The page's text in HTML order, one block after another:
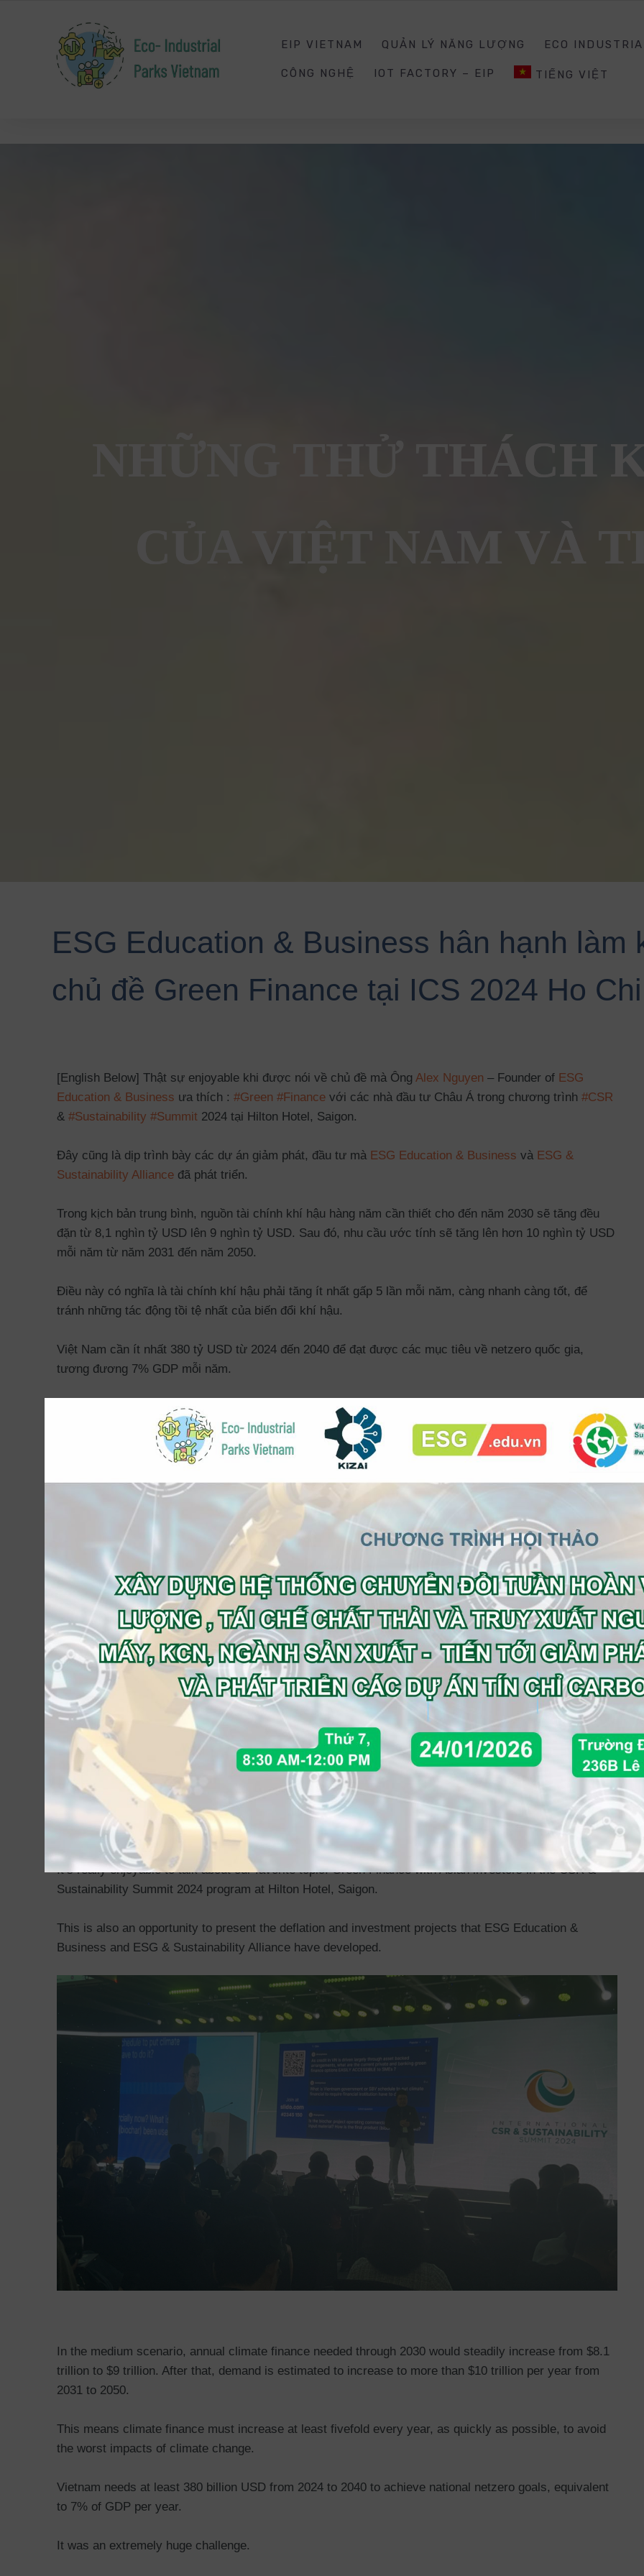
EIP VIETNAM QUẢN LÝ NĂNG LƯỢNG ECO
CÔNG NGHỆ IOT FACTORY – EIP TIẾNG VIỆT
NHỮNG THỬ THÁCH
ESG Education & Business hân hạnh làm
chủ đề Green Finance tại ICS 2024 Ho
[English Below] Thật sự enjoyable khi được nói về chủ đề mà Ông Alex Nguyen – Founder of ESG
Education & Business ưa thích : #Green #Finance với các nhà đầu tư Châu Á trong chương trình #CSR
& #Sustainability #Summit 2024 tại Hilton Hotel, Saigon.
Đây cũng là dịp trình bày các dự án giảm phát, đầu tư mà ESG Education & Business và ESG &
Sustainability Alliance đã phát triển.
Trong kịch bản trung bình, nguồn tài chính khí hậu hàng năm cần thiết cho đến năm 2030 sẽ tăng đều
đặn từ 8,1 nghìn tỷ USD lên 9 nghìn tỷ USD. Sau đó, nhu cầu ước tính sẽ tăng lên hơn 10 nghìn tỷ USD
mỗi năm từ năm 2031 đến năm 2050.
Điều này có nghĩa là tài chính khí hậu phải tăng ít nhất gấp 5 lần mỗi năm, càng nhanh càng tốt, để
tránh những tác động tồi tệ nhất của biến đổi khí hậu.
Việt Nam cần ít nhất 380 tỷ USD từ 2024 đến 2040 để đạt được các mục tiêu về netzero quốc gia,
tương đương 7% GDP mỗi năm.
Đó là một thử thách cực kỳ to lớn.
Những gì chúng tôi làm hy vọng góp một phần nhỏ bé vào công cuộc này.
————
It’s really enjoyable to talk about our favorite topic: Green Finance with Asian investors in the CSR &
Sustainability Summit 2024 program at Hilton Hotel, Saigon.
This is also an opportunity to present the deflation and investment projects that ESG Education &
Business and ESG & Sustainability Alliance have developed.
In the medium scenario, annual climate finance needed through 2030 would steadily increase from $8.1
trillion to $9 trillion. After that, demand is estimated to increase to more than $10 trillion per year from
2031 to 2050.
This means climate finance must increase at least fivefold every year, as quickly as possible, to avoid
the worst impacts of climate change.
Vietnam needs at least 380 billion USD from 2024 to 2040 to achieve national netzero goals, equivalent
to 7% of GDP per year.
It was an extremely huge challenge.